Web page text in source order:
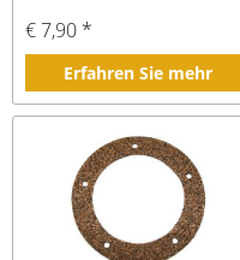
€ 7,90 *
Erfahren Sie mehr